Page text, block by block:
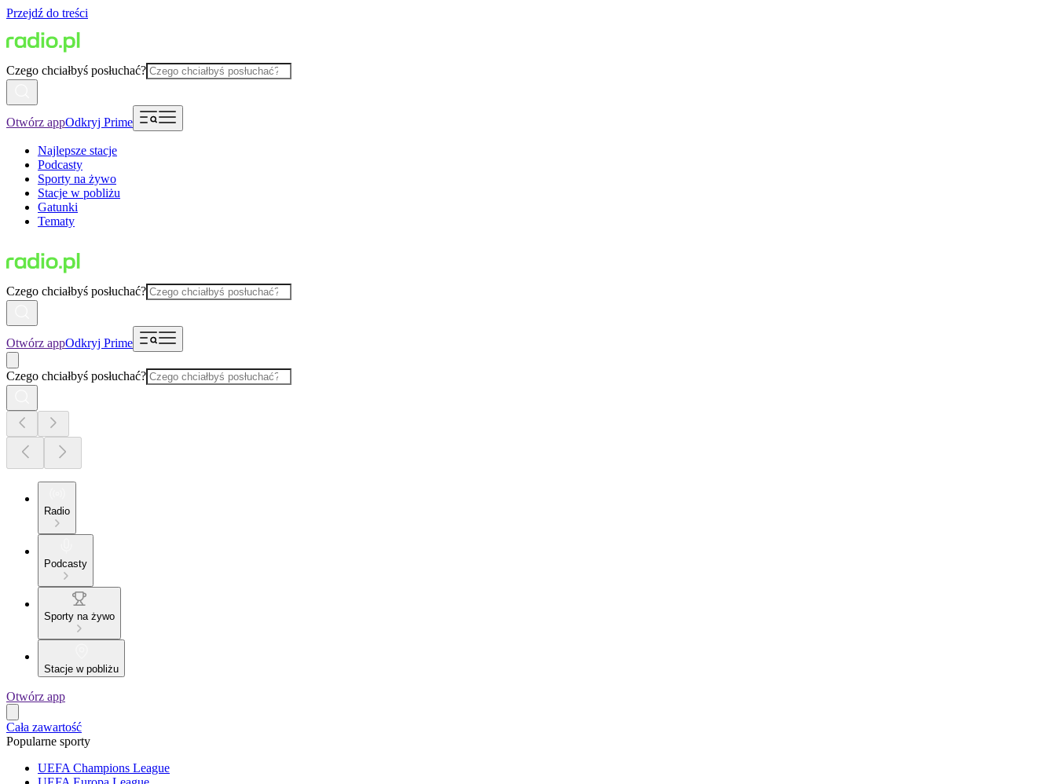
Przejdź do treści
Czego chciałbyś posłuchać?
Otwórz appOdkryj Prime
Najlepsze stacje
Podcasty
Sporty na żywo
Stacje w pobliżu
Gatunki
Tematy
Czego chciałbyś posłuchać?
Otwórz appOdkryj Prime
Czego chciałbyś posłuchać?
Radio
Podcasty
Sporty na żywo
Stacje w pobliżu
Otwórz app
Cała zawartość
Popularne sporty
UEFA Champions League